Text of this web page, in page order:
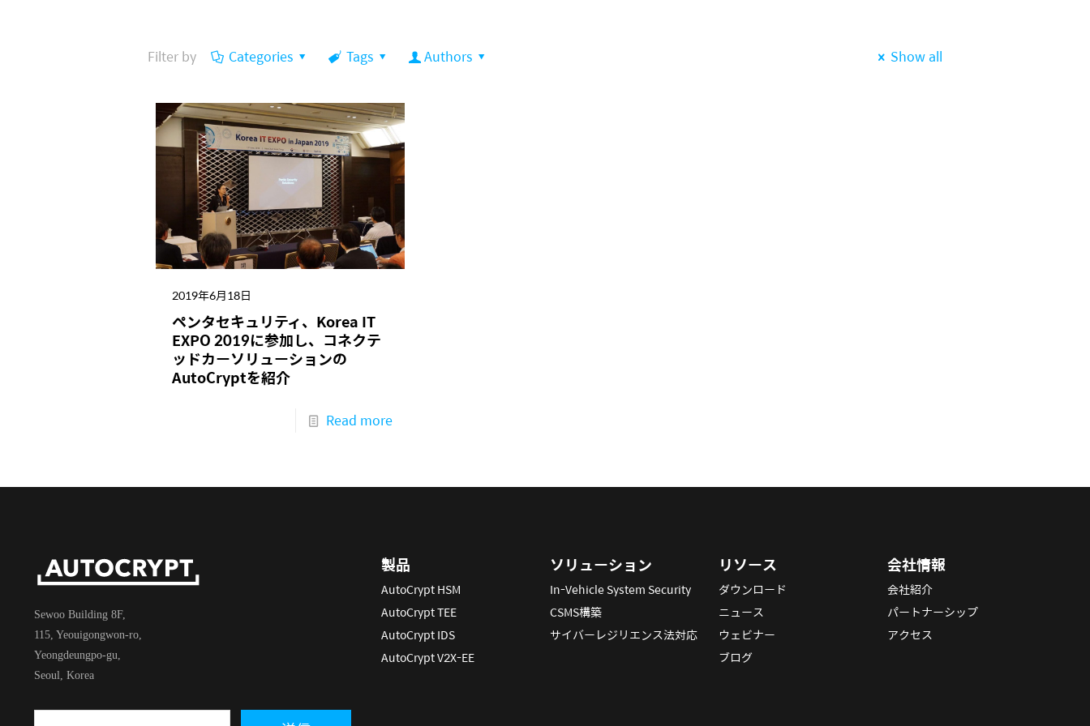
Filter by Categories Tags Authors Show all
2019年6月18日
ペンタセキュリティ、Korea IT
EXPO 2019に参加し、コネクテ
ッドカーソリューションの
AutoCryptを紹介
Read more
Sewoo Building 8F,
115, Yeouigongwon-ro,
Yeongdeungpo-gu,
Seoul, Korea
製品
AutoCrypt HSM
AutoCrypt TEE
AutoCrypt IDS
AutoCrypt V2X-EE
ソリューション
In-Vehicle System Security
CSMS構築
サイバーレジリエンス法対応
リソース
ダウンロード
ニュース
ウェビナー
ブログ
会社情報
会社紹介
パートナーシップ
アクセス